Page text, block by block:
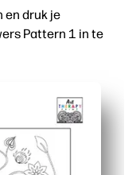
en druk je
Pattern 1 in te
houden je
fijne motoriek en
geschikt voor